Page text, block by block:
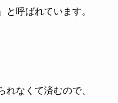
と呼ばれています。
れなくて済むので、